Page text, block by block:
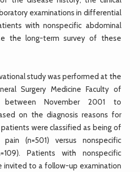
examinations in differential
with nonspecific abdominal
the long-term survey of these
study was performed at the
Surgery Medicine Faculty of
between November 2001 to
on the diagnosis reasons for
were classified as being of
(n=501) versus nonspecific
Patients with nonspecific
invited to a follow-up examination